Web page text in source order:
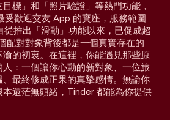
目標」和「照片驗證」等熱門功能，
受歡迎交友 App 的寶座，服務範圍
從推出「滑動」功能以來，已促成超
配對對象背後都是一個真實存在的
的初衷。在這裡，你能遇見那些原
：一個讓你心動的新對象、一位旅
最終修成正果的真摯感情。無論你
還茫無頭緒，Tinder 都能為你提供